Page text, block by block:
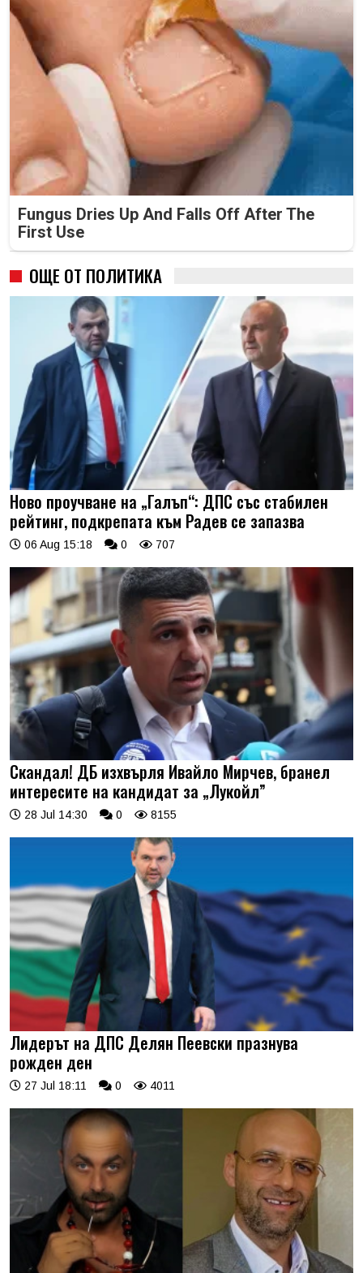
Fungus Dries Up And Falls Off After The
First Use
ОЩЕ ОТ ПОЛИТИКА
Ново проучване на „Галъп“: ДПС със стабилен
рейтинг, подкрепата към Радев се запазва
06 Aug 15:18 0 707
Скандал! ДБ изхвърля Ивайло Мирчев, бранел
интересите на кандидат за „Лукойл”
28 Jul 14:30 0 8155
Лидерът на ДПС Делян Пеевски празнува
рожден ден
27 Jul 18:11 0 4011